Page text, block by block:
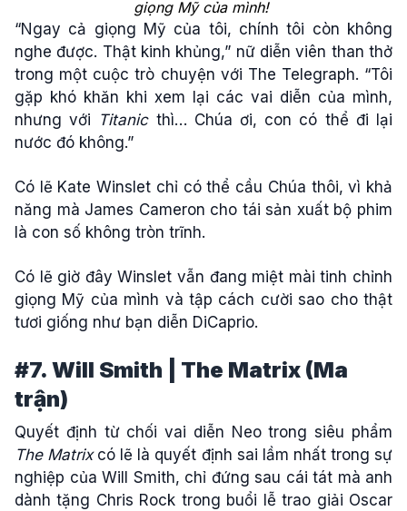
giọng Mỹ của mình!
“Ngay cả giọng Mỹ của tôi, chính tôi còn không
nghe được. Thật kinh khủng,” nữ diễn viên than thở
trong một cuộc trò chuyện với The Telegraph. “Tôi
gặp khó khăn khi xem lại các vai diễn của mình,
nhưng với Titanicthì… Chúa ơi, con có thể đi lại
nước đó không.”
Có lẽ Kate Winslet chỉ có thể cầu Chúa thôi, vì khả
năng mà James Cameron cho tái sản xuất bộ phim
là con số không tròn trĩnh.
Có lẽ giờ đây Winslet vẫn đang miệt mài tinh chỉnh
giọng Mỹ của mình và tập cách cười sao cho thật
tươi giống như bạn diễn DiCaprio.
#7. Will Smith | The Matrix (Ma
trận)
Quyết định từ chối vai diễn Neo trong siêu phẩm
The Matrixcó lẽ là quyết định sai lầm nhất trong sự
nghiệp của Will Smith, chỉ đứng sau cái tát mà anh
dành tặng Chris Rock trong buổi lễ trao giải Oscar